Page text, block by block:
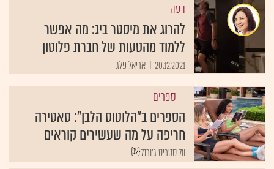
דעה
להרוג את מיסטר ביג: מה אפשר
ללמוד מהטעות של חברת פלוטון
20.12.2021 אריאל פלג
ספרים
הספרים ב"הלוטוס הלבן": סאטירה
חריפה על מה שעשירים קוראים
{19}וול סטריט ג'ורנל